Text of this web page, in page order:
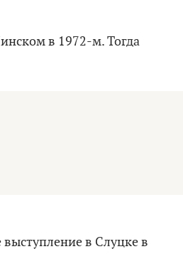
в 1972-м. Тогда
в Слуцке в